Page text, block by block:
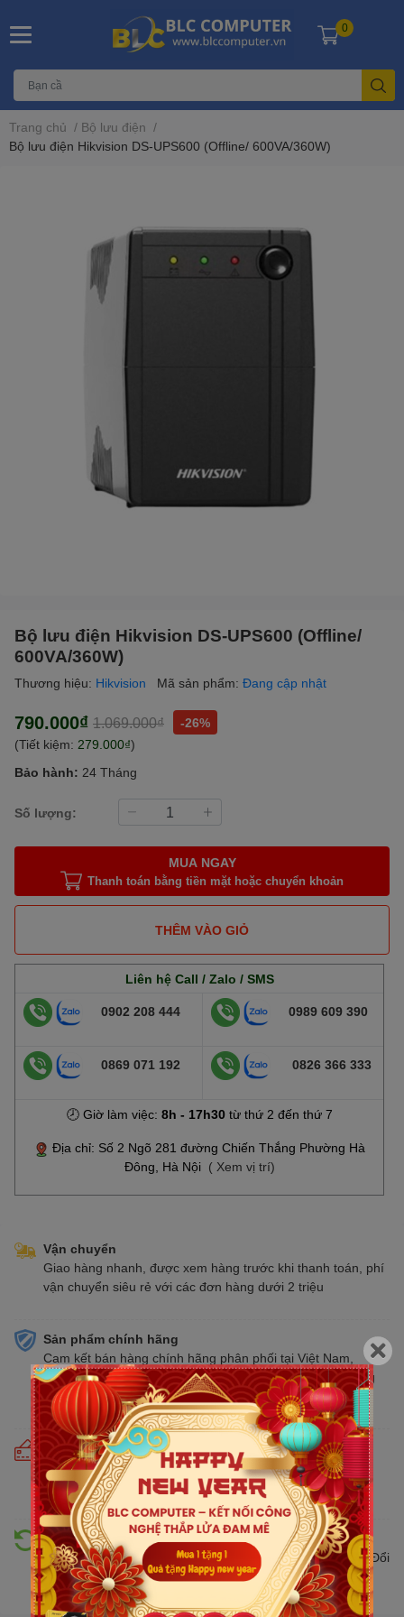
0
Trang chủ / Bộ lưu điện /
Bộ lưu điện Hikvision DS-UPS600 (Offline/ 600VA/360W)
Bộ lưu điện Hikvision DS-UPS600 (Offline/
600VA/360W)
Thương hiệu: Hikvision Mã sản phẩm: Đang cập nhật
790.000₫ 1.069.000₫
-26%
(Tiết kiệm: 279.000₫)
Bảo hành: 24 Tháng
Số lượng:
MUA NGAY
Thanh toán bằng tiền mặt hoặc chuyển khoản
THÊM VÀO GIỎ
Liên hệ Call / Zalo / SMS
0902 208 444 0989 609 390
0869 071 192 0826 366 333
🕗 Giờ làm việc: 8h - 17h30từ thứ 2 đến thứ 7
Địa chỉ: Số 2 Ngõ 281 đường Chiến Thắng Phường Hà
Đông, Hà Nội ( Xem vị trí)
Vận chuyển
Giao hàng nhanh, được xem hàng trước khi thanh toán, phí
vận chuyển siêu rẻ với các đơn hàng dưới 2 triệu
Sản phẩm chính hãng
Cam kết bán hàng chính hãng phân phối tại Việt Nam,
chúng tôi tự hào là đại lý chính thức của tất cả các thương
hiệu kinh doanh sản phẩm CNTT trên thị trường
Cam kết giá tốt
Giá tốt hơn từ 10% - 30% so với thị trường. Liên tục cập
nhật giá mới nhất, cạnh tranh
Hỗ trợ đổi trả
Đổi trả hàng lên đến 30 ngày nếu có lỗi do nhà sản xuất. Đổi
trả hàng không cần lý do với mức phí ưu đãi